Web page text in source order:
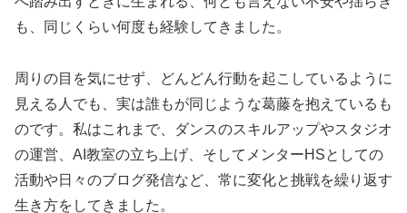
も、同じくらい何度も経験してきました。
周りの目を気にせず、どんどん行動を起こしているように
見える人でも、実は誰もが同じような葛藤を抱えているも
のです。私はこれまで、ダンスのスキルアップやスタジオ
の運営、AI教室の立ち上げ、そしてメンターHSとしての
活動や日々のブログ発信など、常に変化と挑戦を繰り返す
生き方をしてきました。